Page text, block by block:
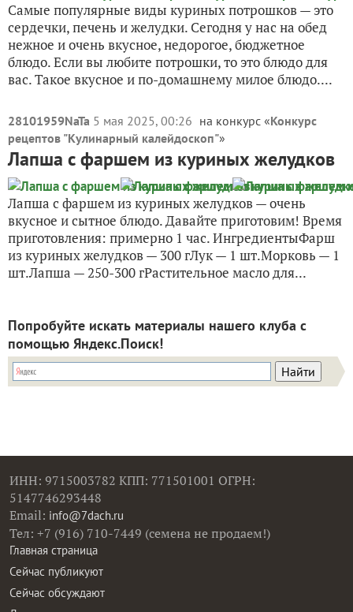
Самые популярные виды куриных потрошков — это
сердечки, печень и желудки. Сегодня у нас на обед
нежное и очень вкусное, недорогое, бюджетное
блюдо. Если вы любите потрошки, то это блюдо для
вас. Такое вкусное и по-домашнему милое блюдо....
28101959NaTa 5 мая 2025, 00:26 на конкурс «Конкурс
рецептов "Кулинарный калейдоскоп"»
Лапша с фаршем из куриных желудков
Лапша с фаршем из куриных желудков — очень
вкусное и сытное блюдо. Давайте приготовим! Время
приготовления: примерно 1 час. ИнгредиентыФарш
из куриных желудков — 300 гЛук — 1 шт.Морковь — 1
шт.Лапша — 250-300 гРастительное масло для...
Попробуйте искать материалы нашего клуба с
помощью Яндекс.Поиск!
ИНН: 9715003782 КПП: 771501001 ОГРН:
5147746293448
Email: info@7dach.ru
Тел: +7 (916) 710-7449 (семена не продаем!)
Главная страница
Сейчас публикуют
Сейчас обсуждают